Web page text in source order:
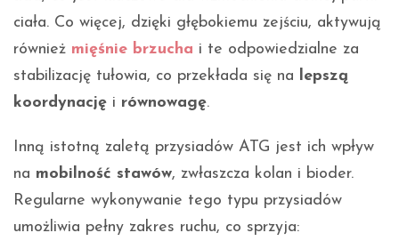
ciała. Co więcej, dzięki głębokiemu zejściu, aktywują
również mięśnie brzucha i te odpowiedzialne za
stabilizację tułowia, co przekłada się na lepszą
koordynację i równowagę.
Inną istotną zaletą przysiadów ATG jest ich wpływ
na mobilność stawów, zwłaszcza kolan i bioder.
Regularne wykonywanie tego typu przysiadów
umożliwia pełny zakres ruchu, co sprzyja: